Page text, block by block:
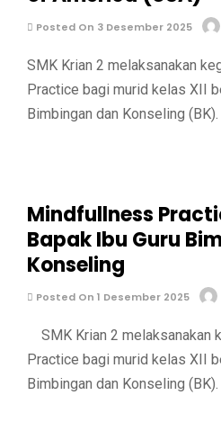
Posted On 3 Desember 2025
SMK Krian 2 melaksanakan
Practice bagi murid kelas XII
Bimbingan dan Konseling
Mindfullness
Bapak Ibu Guru
Konseling
Posted On 1 Desember 2025
SMK Krian 2 melaksanakan
Practice bagi murid kelas XII
Bimbingan dan Konseling (BK).